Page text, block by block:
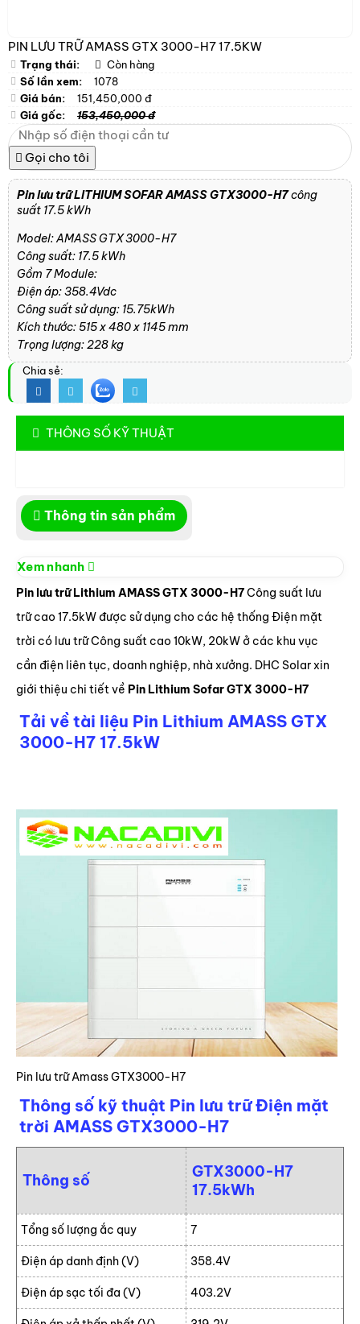
PIN LƯU TRỮ AMASS GTX 3000-H7 17.5KW
Trạng thái:
Còn hàng
Số lần xem:
1078
Giá bán:
151,450,000 đ
Giá gốc:
153,450,000 đ
Gọi cho tôi
Pin lưu trữ LITHIUM SOFAR AMASS GTX3000-H7công
suất 17.5 kWh
Model: AMASS GTX 3000-H7
Công suất: 17.5 kWh
Gồm 7 Module:
Điện áp: 358.4Vdc
Công suất sử dụng: 15.75kWh
Kích thước: 515 x 480 x 1145 mm
Trọng lượng: 228 kg
Chia sẻ:
THÔNG SỐ KỸ THUẬT
Thông tin sản phẩm
Xem nhanh
Pin lưu trữ Lithium AMASS GTX 3000-H7Công suất lưu
trữ cao 17.5kW được sử dụng cho các hệ thống Điện mặt
trời có lưu trữ Công suất cao 10kW, 20kW ở các khu vục
cần điện liên tục, doanh nghiệp, nhà xưởng. DHC Solar xin
giới thiệu chi tiết về Pin Lithium Sofar GTX 3000-H7
Tải về tài liệu Pin Lithium AMASS GTX
3000-H7 17.5kW
Pin lưu trữ Amass GTX3000-H7
Thông số kỹ thuật Pin lưu trữ Điện mặt
trời AMASS GTX3000-H7
Thông số
GTX3000-H7
17.5kWh
Tổng số lượng ắc quy 7
Điện áp danh định (V) 358.4V
Điện áp sạc tối đa (V) 403.2V